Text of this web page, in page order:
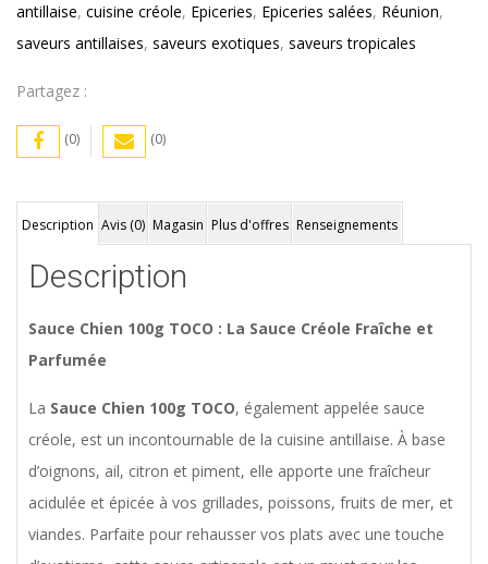
antillaise, cuisine créole, Epiceries, Epiceries salées, Réunion,
saveurs antillaises, saveurs exotiques, saveurs tropicales
Partagez :
(0) (0)
Description Avis (0) Magasin Plus d'offres Renseignements
Description
Sauce Chien 100g TOCO : La Sauce Créole Fraîche et
Parfumée
La Sauce Chien 100g TOCO, également appelée sauce
créole, est un incontournable de la cuisine antillaise. À base
d’oignons, ail, citron et piment, elle apporte une fraîcheur
acidulée et épicée à vos grillades, poissons, fruits de mer, et
viandes. Parfaite pour rehausser vos plats avec une touche